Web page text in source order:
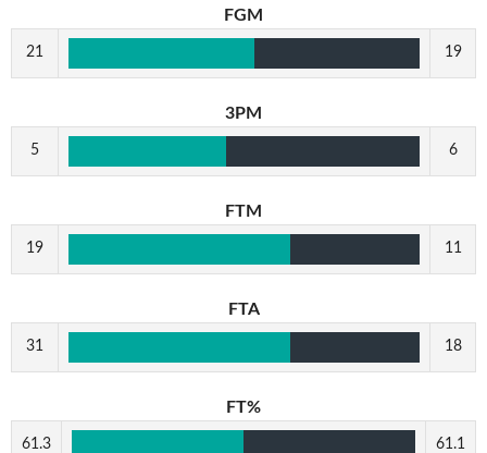
FGM
21 19
3PM
5 6
FTM
19 11
FTA
31 18
FT%
61.3 61.1